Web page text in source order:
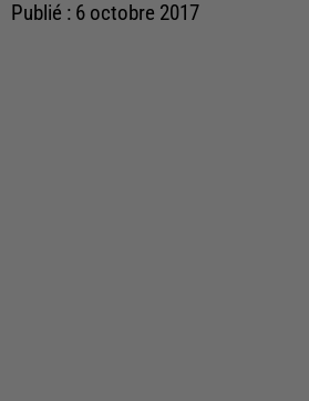
Publié : 6 octobre 2017